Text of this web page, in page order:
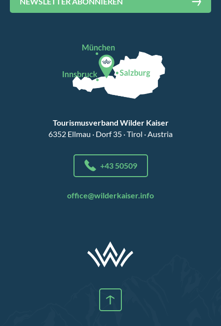
Tourismusverband Wilder Kaiser
6352 Ellmau · Dorf 35 · Tirol · Austria
+43 50509
office@wilderkaiser.info